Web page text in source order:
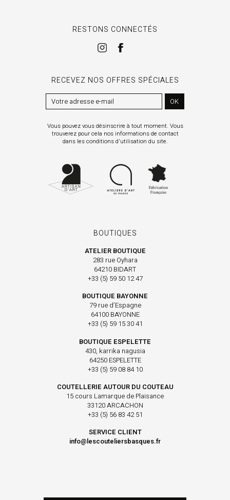
RESTONS CONNECTÉS
RECEVEZ NOS OFFRES SPÉCIALES
OK
Vous pouvez vous désinscrire à tout moment. Vous
trouverez pour cela nos informations de contact
dans les conditions d'utilisation du site.
BOUTIQUES
ATELIER BOUTIQUE
283 rue Oyhara
64210 BIDART
+33 (5) 59 50 12 47
BOUTIQUE BAYONNE
79 rue d’Espagne
64100 BAYONNE
+33 (5) 59 15 30 41
BOUTIQUE ESPELETTE
430, karrika nagusia
64250 ESPELETTE
+33 (5) 59 08 84 10
COUTELLERIE AUTOUR DU COUTEAU
15 cours Lamarque de Plaisance
33120 ARCACHON
+33 (5) 56 83 42 51
SERVICE CLIENT
info@lescouteliersbasques.fr